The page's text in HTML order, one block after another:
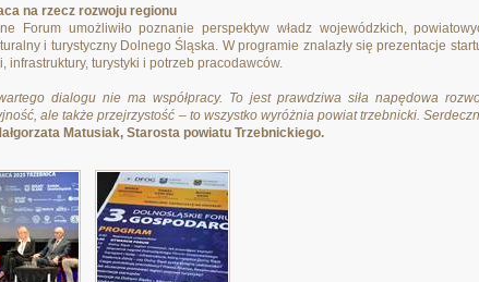
na rzecz rozwoju regionu
Forum umożliwiło poznanie perspektyw władz wojewódzkich,
i turystyczny Dolnego Śląska. W programie znalazły się prezentacje
infrastruktury, turystyki i potrzeb pracodawców.
dialogu nie ma współpracy. To jest prawdziwa siła napędowa
ale także przejrzystość – to wszystko wyróżnia powiat trzebnicki.
Matusiak, Starosta powiatu Trzebnickiego.